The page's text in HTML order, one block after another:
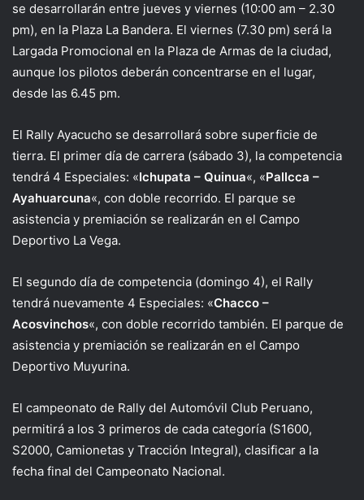
se desarrollarán entre jueves y viernes (10:00 am – 2.30
pm), en la Plaza La Bandera. El viernes (7.30 pm) será la
Largada Promocional en la Plaza de Armas de la ciudad,
aunque los pilotos deberán concentrarse en el lugar,
desde las 6.45 pm.
El Rally Ayacucho se desarrollará sobre superficie de
tierra. El primer día de carrera (sábado 3), la competencia
tendrá 4 Especiales: «Ichupata – Quinua«, «Pallcca –
Ayahuarcuna«, con doble recorrido. El parque se
asistencia y premiación se realizarán en el Campo
Deportivo La Vega.
El segundo día de competencia (domingo 4), el Rally
tendrá nuevamente 4 Especiales: «Chacco –
Acosvinchos«, con doble recorrido también. El parque de
asistencia y premiación se realizarán en el Campo
Deportivo Muyurina.
El campeonato de Rally del Automóvil Club Peruano,
permitirá a los 3 primeros de cada categoría (S1600,
S2000, Camionetas y Tracción Integral), clasificar a la
fecha final del Campeonato Nacional.